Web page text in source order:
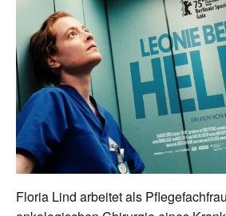
Floria Lind arbeitet als